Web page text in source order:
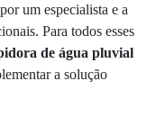
um especialista e a
Para todos esses
de água pluvial
a solução